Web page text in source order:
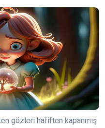
gözleri hafiften kapanmış